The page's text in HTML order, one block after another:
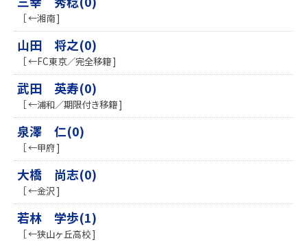
［ ←湘南 ]
山田 将之(0)
［ ←FC東京／完全移籍 ]
武田 英寿(0)
［ ←浦和／期限付き移籍 ]
泉澤 仁(0)
［ ←甲府 ]
大橋 尚志(0)
［ ←金沢 ]
若林 学歩(1)
［ ←狭山ヶ丘高校 ]